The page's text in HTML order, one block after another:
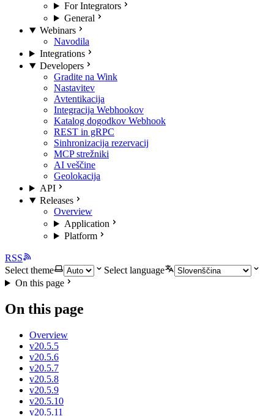
For Integrators
General
Webinars
Navodila
Integrations
Developers
Gradite na Wink
Nastavitev
Avtentikacija
Integracija Webhookov
Katalog dogodkov Webhook
REST in gRPC
Sinhronizacija rezervacij
MCP strežniki
AI veščine
Geolokacija
API
Releases
Overview
Application
Platform
RSS
Select theme
Select language
On this page
On this page
Overview
v20.5.5
v20.5.6
v20.5.7
v20.5.8
v20.5.9
v20.5.10
v20.5.11